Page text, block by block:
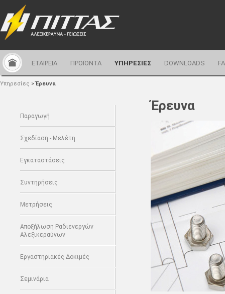
ΕΤΑΙΡΕΙΑ ΠΡΟΪΟΝΤΑ ΥΠΗΡΕΣΙΕΣ DOWNLOADS
Υπηρεσίες >Έρευνα
Παραγωγή
Σχεδίαση - Μελέτη
Εγκαταστάσεις
Συντηρήσεις
Μετρήσεις
Αποξήλωση Ραδιενεργών
Αλεξικεραύνων
Εργαστηριακές Δοκιμές
Σεμινάρια
Έρευνα